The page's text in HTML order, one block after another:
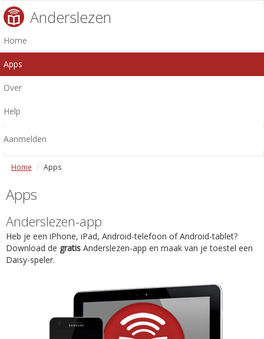
Anderslezen
Home
Apps
Over
Help
Aanmelden
Home Apps
Apps
Anderslezen-app
Heb je een iPhone, iPad, Android-telefoon of Android-tablet?
Download de gratis Anderslezen-app en maak van je toestel een
Daisy-speler.